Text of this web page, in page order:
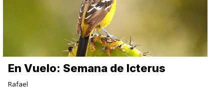
En Vuelo: Semana de Icterus
Rafael